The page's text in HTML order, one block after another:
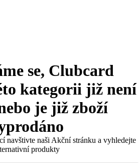
se, Clubcard
kategorii již není
je již zboží
navštivte naši Akční stránku a vyhledejte
produkty